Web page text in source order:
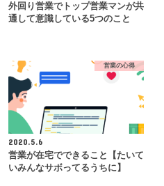
外回り営業でトップ営業マンが共
通して意識している5つのこと
営業の心得
2020.5.6
営業が在宅でできること【たいて
いみんなサボってるうちに】